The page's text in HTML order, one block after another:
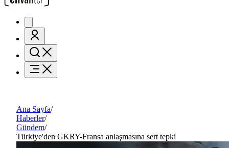
Ana Sayfa/
Haberler/
Gündem/
Türkiye'den GKRY-Fransa anlaşmasına sert tepki